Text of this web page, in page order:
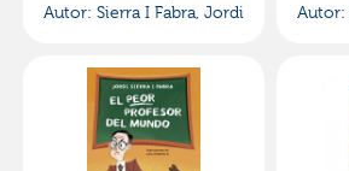
Autor: Sierra I Fabra, Jordi
Autor: